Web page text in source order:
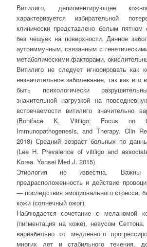
Витилиго, депигментирующее
характеризуется избирательной
клинически представлено белым пятном
без чешуек на поверхности. Данное
аутоиммунным, связанным с
метаболическими факторами,
Витилиго не следует игнорировать как
незначительное заболевание, так как его
быть психологически
значительной нагрузкой на
встречаемости витилиго значительно
(Boniface K. Vitiligo: Focus on
Immunopathogenesis, and Therapy. Clin
2018) Средний возраст больных по
(Lee H. Prevalence of vitiligo and
Korea. Yonsei Med J. 2015)
Этиология не известна. Важны
предрасположенность и действие
— последствия эмоционального стресса,
кожи (солнечный ожог).
Наблюдается сочетание с меланомой
(пигментация на коже), невусом Сеттона.
вариабельно от медленного
многих лет и стабильного течения,